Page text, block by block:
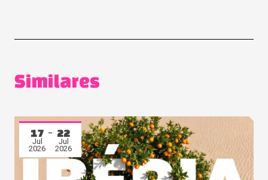
Similares
17
Jul
2026
22
Jul
2026